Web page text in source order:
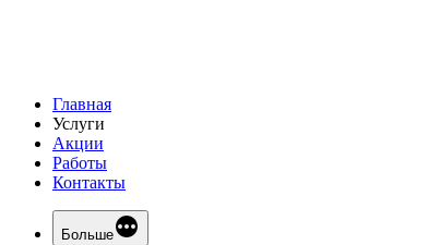
Главная
Услуги
Акции
Работы
Контакты
Больше